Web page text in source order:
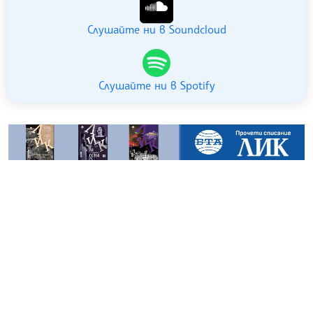
Слушайте ни в Soundcloud
Слушайте ни в Spotify